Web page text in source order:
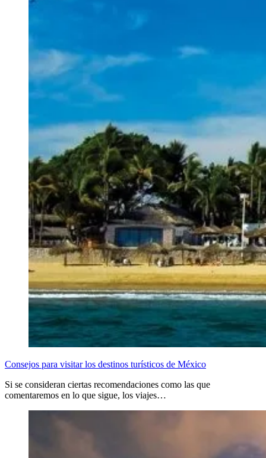
Consejos para visitar los destinos turísticos de México
Si se consideran ciertas recomendaciones como las que
comentaremos en lo que sigue, los viajes…